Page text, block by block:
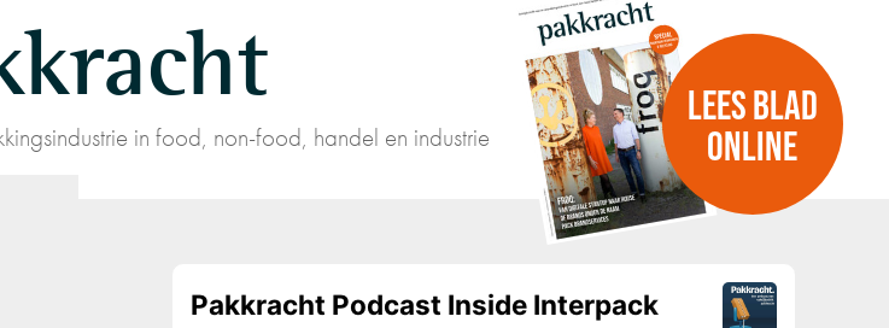
in food, non-food, handel en industrie
LEES BLAD
ONLINE